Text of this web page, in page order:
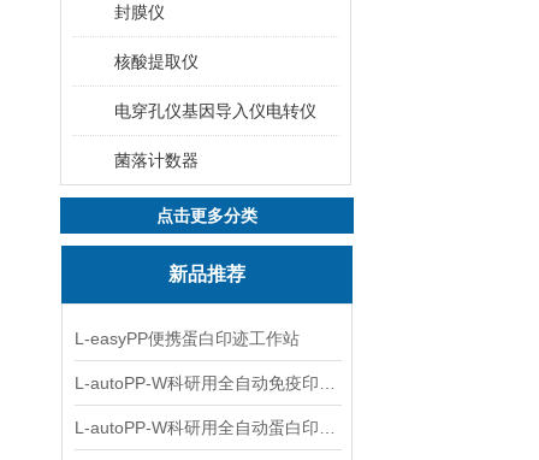
封膜仪
核酸提取仪
电穿孔仪基因导入仪电转仪
菌落计数器
点击更多分类
新品推荐
L-easyPP便携蛋白印迹工作站